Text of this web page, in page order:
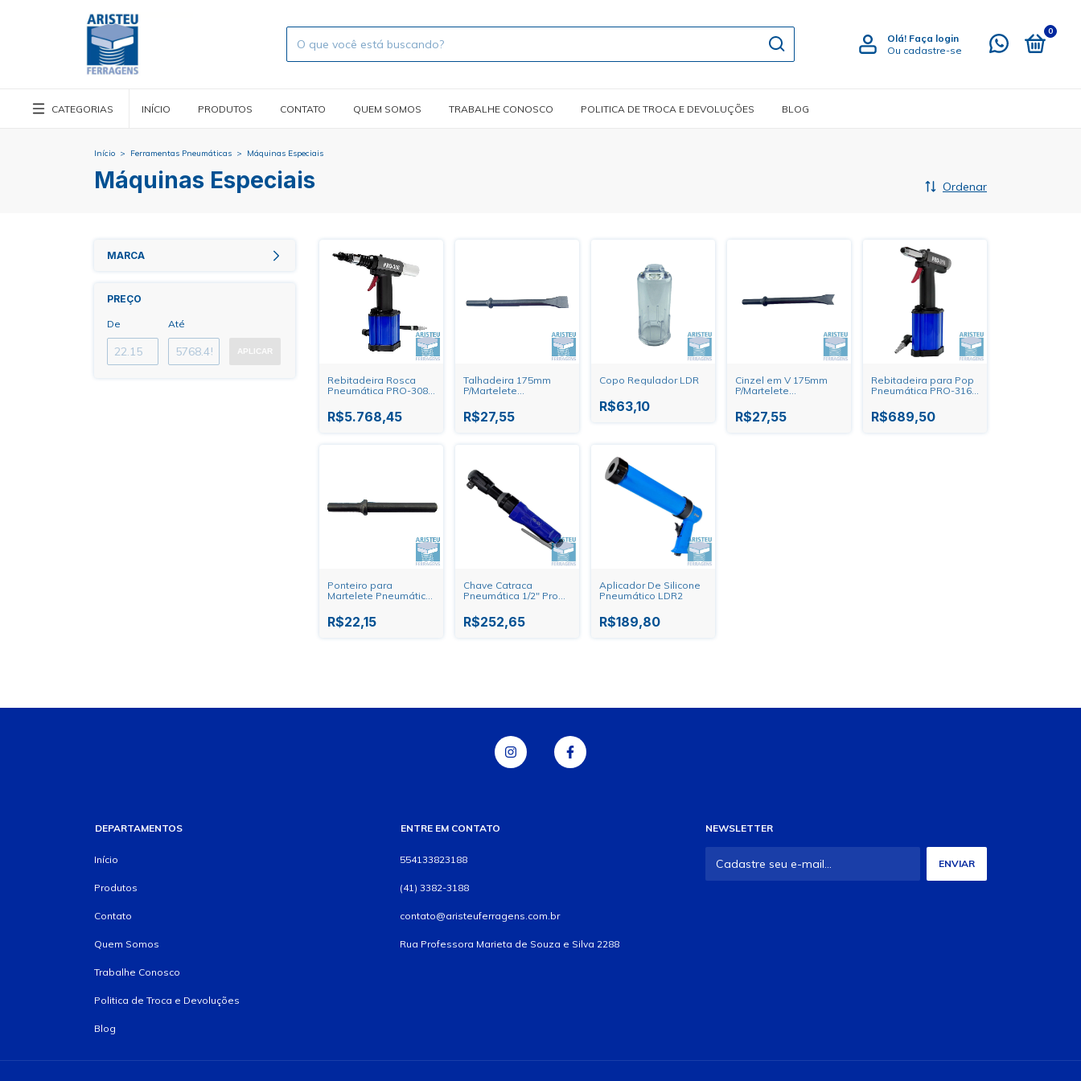
Olá! Faça login
Ou cadastre-se
0
CATEGORIAS INÍCIO PRODUTOS CONTATO QUEM SOMOS TRABALHE CONOSCO POLITICA DE TROCA E DEVOLUÇÕES BLOG
Início > Ferramentas Pneumáticas > Máquinas Especiais
Máquinas Especiais Ordenar
MARCA
PREÇO
De Até
APLICAR
Rebitadeira Rosca
Pneumática PRO-308
R$5.768,45
Talhadeira 175mm
P/Martelete
R$27,55
Copo Regulador LDR
R$63,10
Cinzel em V 175mm
P/Martelete
R$27,55
Rebitadeira para Pop
Pneumática PRO-316
R$689,50
Ponteiro para
Martelete Pneumática
PDR
R$22,15
Chave Catraca
Pneumática 1/2" Pro
R$252,65
Aplicador De Silicone
Pneumático LDR2
R$189,80
DEPARTAMENTOS
Início
Produtos
Contato
Quem Somos
Trabalhe Conosco
Politica de Troca e Devoluções
Blog
ENTRE EM CONTATO
554133823188
(41) 3382-3188
contato@aristeuferragens.com.br
Rua Professora Marieta de Souza e Silva 2288
NEWSLETTER